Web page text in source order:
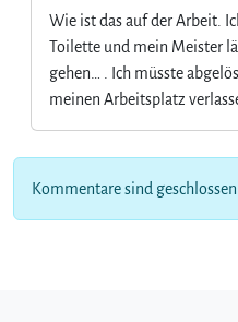
Wie ist das auf der Arbeit.
Toilette und mein Meister
gehen… . Ich müsste
meinen Arbeitsplatz
Kommentare sind geschlossen.